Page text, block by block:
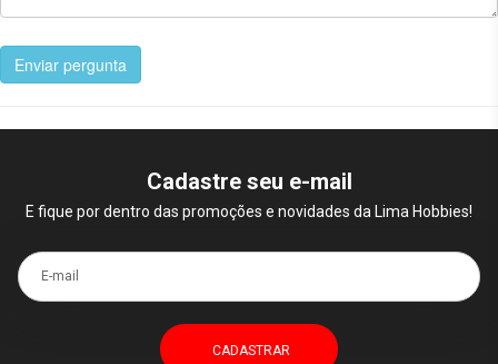
Enviar pergunta
Cadastre seu e-mail
E fique por dentro das promoções e novidades da Lima Hobbies!
E-mail